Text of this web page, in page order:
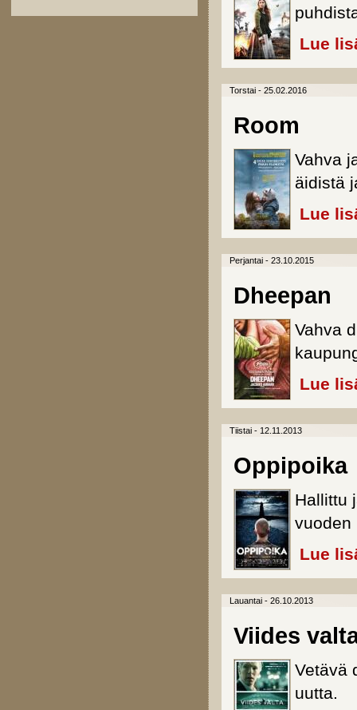
Lue
Torstai - 25.02.2016
Room
Vahva
äidistä
Lue
Perjantai - 23.10.2015
Dheepan
Vahva
Lue
Tiistai - 12.11.2013
Oppipoika
Hallittu
vuoden
Lue
Lauantai - 26.10.2013
Viides
Vetävä
uutta.